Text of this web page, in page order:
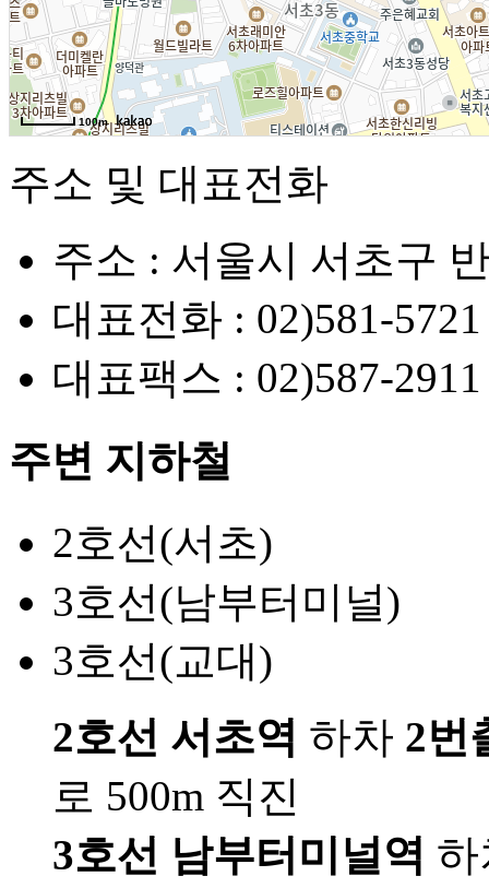
100m
주소 및 대표전화
주소 : 서울시 서초구
대표전화 : 02)581-5721
대표팩스 : 02)587-2911
주변 지하철
2호선(서초)
3호선(남부터미널)
3호선(교대)
2호선 서초역 하차 2번
로 500m 직진
3호선 남부터미널역